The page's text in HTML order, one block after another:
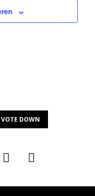
VOTE DOWN